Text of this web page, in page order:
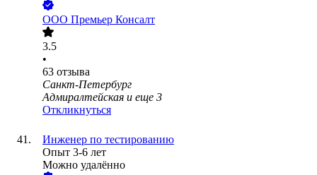
ООО Премьер Консалт
3.5
•
63 отзыва
Санкт-Петербург
Адмиралтейская и еще 3
Откликнуться
Инженер по тестированию
Опыт 3-6 лет
Можно удалённо